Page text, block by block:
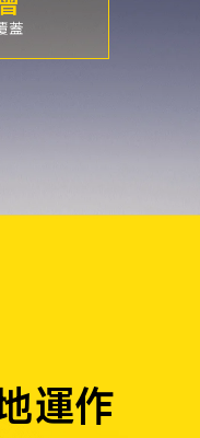
蓋
運作